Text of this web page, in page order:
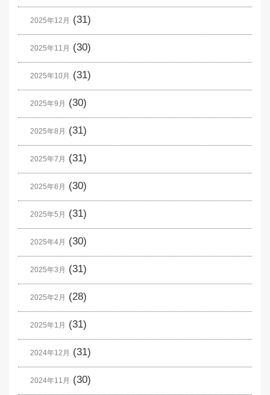
2025年12月 (31)
2025年11月 (30)
2025年10月 (31)
2025年9月 (30)
2025年8月 (31)
2025年7月 (31)
2025年6月 (30)
2025年5月 (31)
2025年4月 (30)
2025年3月 (31)
2025年2月 (28)
2025年1月 (31)
2024年12月 (31)
2024年11月 (30)